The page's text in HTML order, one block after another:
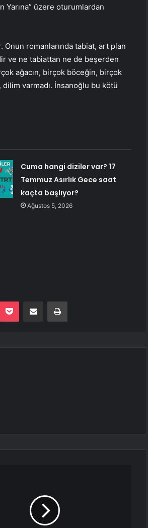
Yarına” üzere oturumlardan
Onun romanlarında tabiat, art plan
ve ne tabiattan ne de beşerden
ağacın, birçok böceğin, birçok
varmadı. İnsanoğlu bu kötü
Cuma hangi diziler var? 17
Temmuz Asırlık Gece saat
kaçta başlıyor?
Ağustos 5, 2026
Pocket E-Posta ile paylaş Yazdır